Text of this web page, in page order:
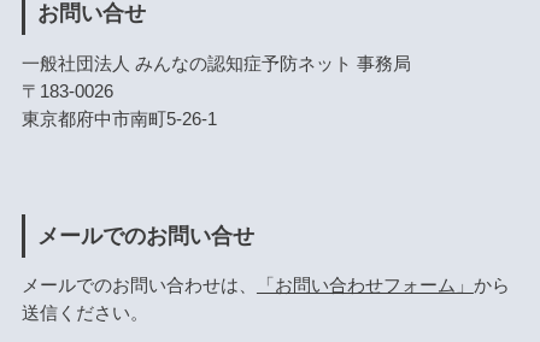
お問い合せ
一般社団法人 みんなの認知症予防ネット 事務局
〒183-0026
東京都府中市南町5-26-1
メールでのお問い合せ
メールでのお問い合わせは、 「お問い合わせフォーム」 から
送信ください。